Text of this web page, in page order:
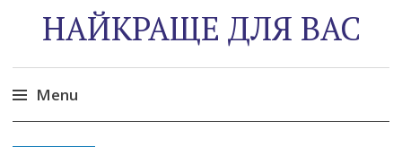
НАЙКРАЩЕ ДЛЯ ВАС
Menu